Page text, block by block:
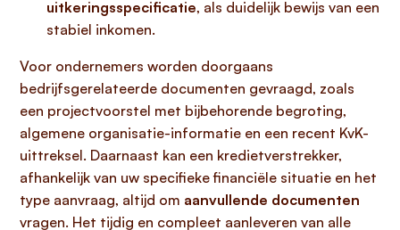
uitkeringsspecificatie, als duidelijk bewijs van een
stabiel inkomen.
Voor ondernemers worden doorgaans
bedrijfsgerelateerde documenten gevraagd, zoals
een projectvoorstel met bijbehorende begroting,
algemene organisatie-informatie en een recent KvK-
uittreksel. Daarnaast kan een kredietverstrekker,
afhankelijk van uw specifieke financiële situatie en het
type aanvraag, altijd om aanvullende documenten
vragen. Het tijdig en compleet aanleveren van alle